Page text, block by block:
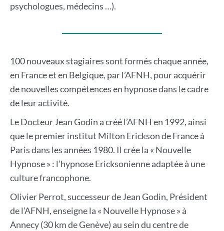
psychologues, médecins …).
100 nouveaux stagiaires sont formés chaque année,
en France et en Belgique, par l’AFNH, pour acquérir
de nouvelles compétences en hypnose dans le cadre
de leur activité.
Le Docteur Jean Godin a créé l’AFNH en 1992, ainsi
que le premier institut Milton Erickson de France à
Paris dans les années 1980. Il crée la « Nouvelle
Hypnose » : l’hypnose Ericksonienne adaptée à une
culture francophone.
Olivier Perrot, successeur de Jean Godin, Président
de l’AFNH, enseigne la « Nouvelle Hypnose » à
Annecy (30 km de Genève) au sein du centre de